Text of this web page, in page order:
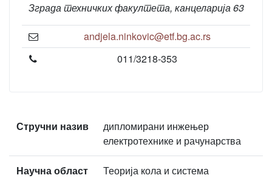
Зграда техничких факултета, канцеларија 63
andjela.ninkovic@etf.bg.ac.rs
011/3218-353
Стручни назив
дипломирани инжењер
електротехнике и рачунарства
Научна област Теорија кола и система